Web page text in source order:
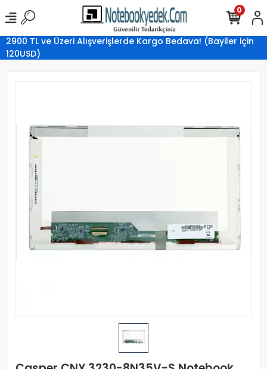
2900 TL ve Üzeri Alışverişlerde Kargo Bedava! (Bayiler için
120USD)
0